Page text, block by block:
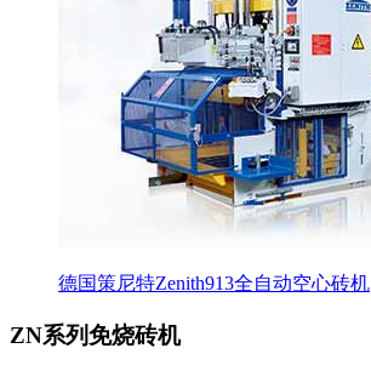
德国策尼特Zenith913全自动空心砖机
ZN系列免烧砖机